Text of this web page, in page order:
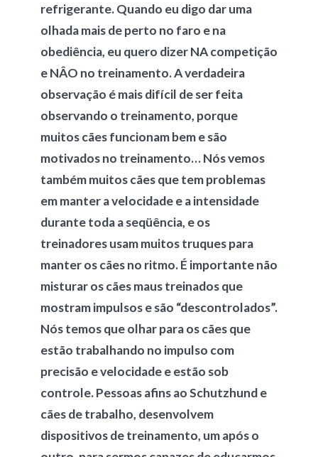
refrigerante. Quando eu digo dar uma
olhada mais de perto no faro e na
obediência, eu quero dizer NA competição
e NÂO no treinamento. A verdadeira
observação é mais difícil de ser feita
observando o treinamento, porque
muitos cães funcionam bem e são
motivados no treinamento… Nós vemos
também muitos cães que tem problemas
em manter a velocidade e a intensidade
durante toda a seqüência, e os
treinadores usam muitos truques para
manter os cães no ritmo. É importante não
misturar os cães maus treinados que
mostram impulsos e são “descontrolados”.
Nós temos que olhar para os cães que
estão trabalhando no impulso com
precisão e velocidade e estão sob
controle. Pessoas afins ao Schutzhund e
cães de trabalho, desenvolvem
dispositivos de treinamento, um após o